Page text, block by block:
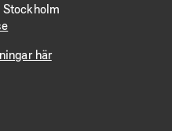
Stockholm
här